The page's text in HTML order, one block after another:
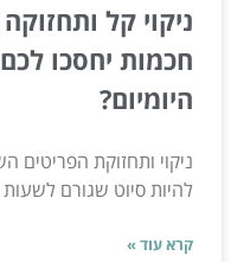
ניקוי קל
חכמות יחסכו
היומיום?
ניקוי ותחזוקת הפריטים
להיות סיוט שגורם
קרא עוד »